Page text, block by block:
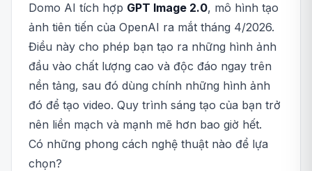
Domo AI tích hợp GPT Image 2.0, mô hình tạo
ảnh tiên tiến của OpenAI ra mắt tháng 4/2026.
Điều này cho phép bạn tạo ra những hình ảnh
đầu vào chất lượng cao và độc đáo ngay trên
nền tảng, sau đó dùng chính những hình ảnh
đó để tạo video. Quy trình sáng tạo của bạn trở
nên liền mạch và mạnh mẽ hơn bao giờ hết.
Có những phong cách nghệ thuật nào để lựa
chọn?